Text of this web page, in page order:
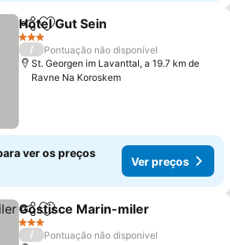
PartilharAdicionar aos favoritos
Hotel Gut Sein
3 Estrelas
/
Pontuação não disponível
St. Georgen im Lavanttal, a 19.7 km de
Ravne Na Koroskem
ver os preços
Ver preços
PartilharAdicionar aos favoritos
Gostisce Marin-miler
3 Estrelas
/
Pontuação não disponível